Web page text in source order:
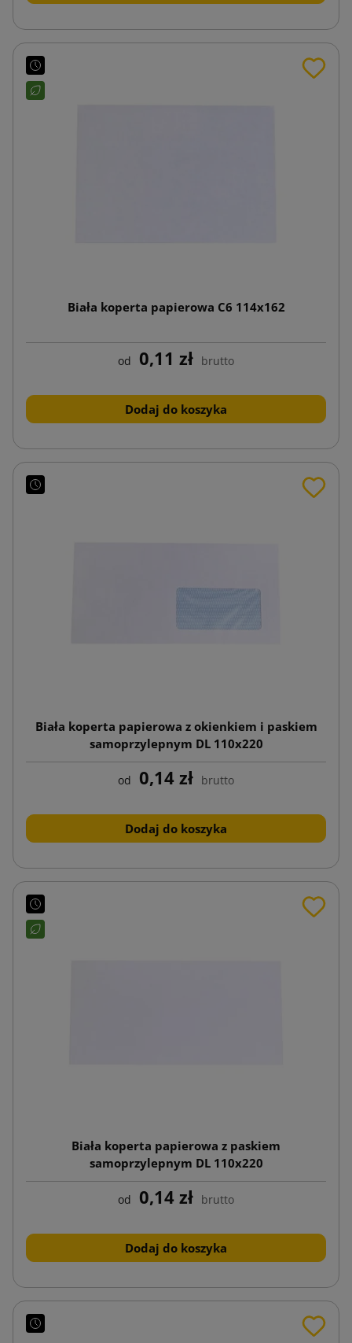
Biała koperta papierowa C6 114x162
od 0,11 zł brutto
Dodaj do koszyka
Biała koperta papierowa z okienkiem i paskiem
samoprzylepnym DL 110x220
od 0,14 zł brutto
Dodaj do koszyka
Biała koperta papierowa z paskiem
samoprzylepnym DL 110x220
od 0,14 zł brutto
Dodaj do koszyka